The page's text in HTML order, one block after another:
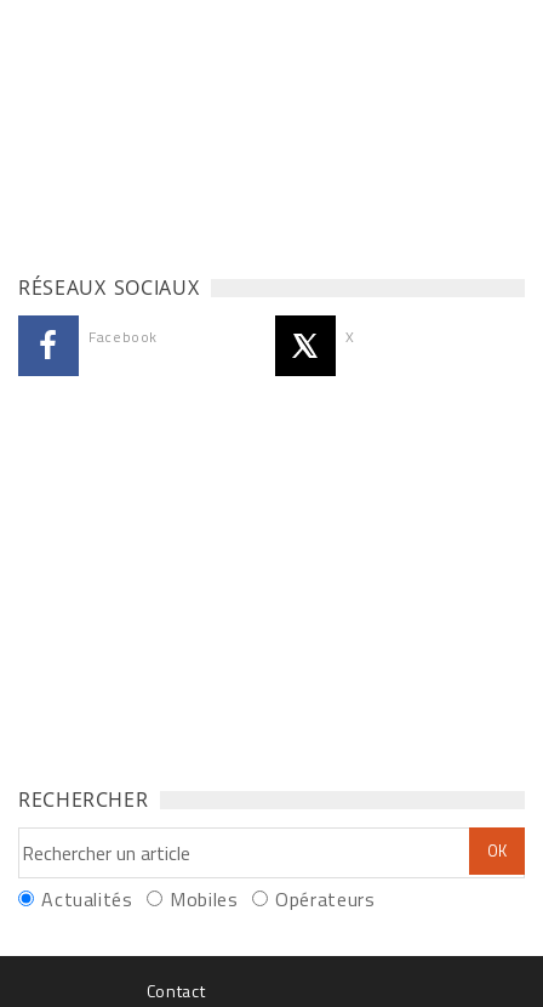
RÉSEAUX SOCIAUX
Facebook X
RECHERCHER
Actualités Mobiles Opérateurs
Contact